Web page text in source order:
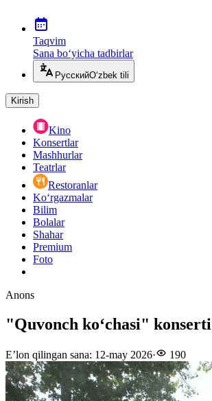
Taqvim
Sana bo‘yicha tadbirlar
РусскийO‘zbek tili
Kirish
Kino
Konsertlar
Mashhurlar
Teatrlar
Restoranlar
Ko‘rgazmalar
Bilim
Bolalar
Shahar
Premium
Foto
Anons
"Quvonch koʻchasi" konserti
E’lon qilingan sana: 12-may 2026· 190